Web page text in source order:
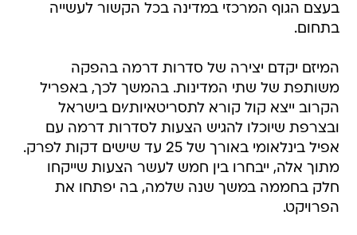
בעצם הגוף המרכזי במדינה בכל הקשור לעשייה
בתחום.
המיזם יקדם יצירה של סדרות דרמה בהפקה
משותפת של שתי המדינות. בהמשך לכך, באפריל
הקרוב ייצא קול קורא לתסריטאיות/ים בישראל
ובצרפת שיוכלו להגיש הצעות לסדרות דרמה עם
אפיל בינלאומי באורך של 25 עד שישים דקות לפרק.
מתוך אלה, ייבחרו בין חמש לעשר הצעות שייקחו
חלק בחממה במשך שנה שלמה, בה יפתחו את
הפרויקט.